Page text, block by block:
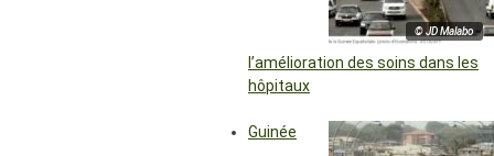
© JD Malabo
l’amélioration des soins dans les
hôpitaux
Guinée